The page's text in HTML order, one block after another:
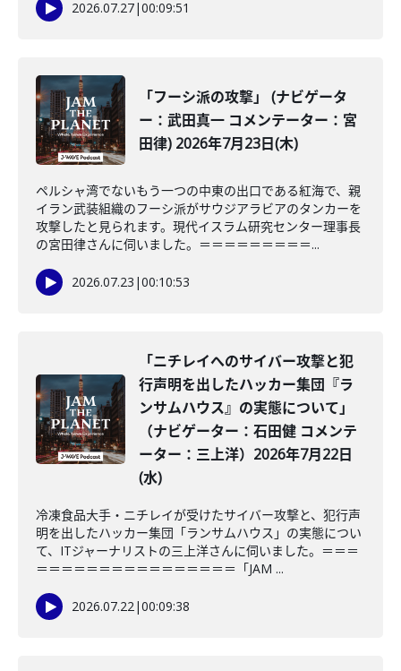
2026.07.27|00:09:51
「フーシ派の攻撃」 (ナビゲータ
ー：武田真一 コメンテーター：宮
田律) 2026年7月23日(木)
ペルシャ湾でないもう一つの中東の出口である紅海で、親
イラン武装組織のフーシ派がサウジアラビアのタンカーを
攻撃したと見られます。現代イスラム研究センター理事長
の宮田律さんに伺いました。＝＝＝＝＝＝＝＝＝...
2026.07.23 |00:10:53
「ニチレイへのサイバー攻撃と犯
行声明を出したハッカー集団『ラ
ンサムハウス』の実態について」
（ナビゲーター：石田健 コメンテ
ーター：三上洋）2026年7月22日
(水)
冷凍食品大手・ニチレイが受けたサイバー攻撃と、犯行声
明を出したハッカー集団「ランサムハウス」の実態につい
て、ITジャーナリストの三上洋さんに伺いました。＝＝＝
＝＝＝＝＝＝＝＝＝＝＝＝＝＝＝＝「JAM ...
2026.07.22|00:09:38